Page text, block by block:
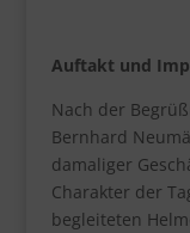
Auftakt und
Nach der
Bernhard
damaliger
Charakter der
begleiteten